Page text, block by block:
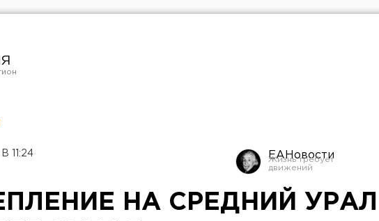
11:24 ЕАНовости
НА СРЕДНИЙ УРАЛ